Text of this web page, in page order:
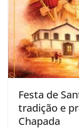
Festa de
tradição e
Chapada